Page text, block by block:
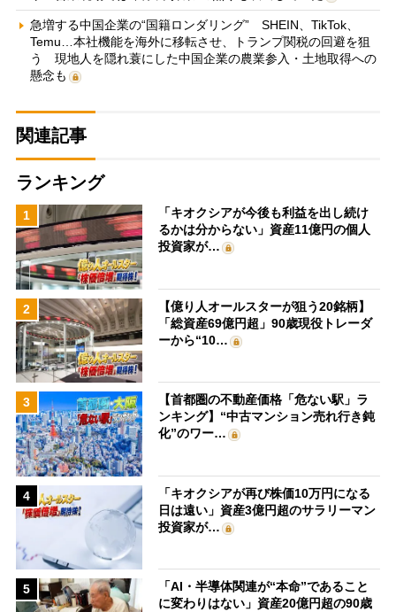
急増する中国企業の“国籍ロンダリング” SHEIN、TikTok、
Temu…本社機能を海外に移転させ、トランプ関税の回避を狙
う 現地人を隠れ蓑にした中国企業の農業参入・土地取得への
懸念も
関連記事
ランキング
1
「キオクシアが今後も利益を出し続け
るかは分からない」資産11億円の個人
投資家が…
2
【億り人オールスターが狙う20銘柄】
「総資産69億円超」90歳現役トレーダ
ーから“10…
3
【首都圏の不動産価格「危ない駅」ラ
ンキング】“中古マンション売れ行き鈍
化”のワー…
4
「キオクシアが再び株価10万円になる
日は遠い」資産3億円超のサラリーマン
投資家が…
5
「AI・半導体関連が“本命”であること
に変わりはない」資産20億円超の90歳